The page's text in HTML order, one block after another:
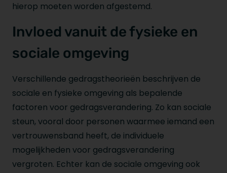
hierop moeten worden afgestemd.
Invloed vanuit de fysieke en
sociale omgeving
Verschillende gedragstheorieën beschrijven de
sociale en fysieke omgeving als bepalende
factoren voor gedragsverandering. Zo kan sociale
steun, vooral door personen waarmee iemand een
vertrouwensband heeft, de individuele
mogelijkheden voor gedragsverandering
vergroten. Echter kan de sociale omgeving ook